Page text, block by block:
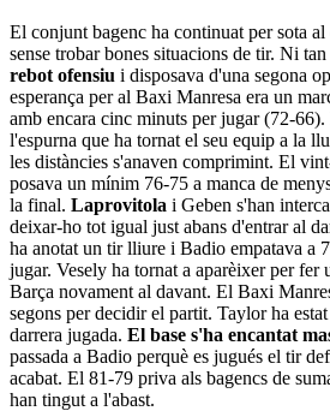
El conjunt bagenc ha continuat per sota
sense trobar bones situacions de tir. Ni
rebot ofensiu i disposava d'una segona
esperança per al Baxi Manresa era un
amb encara cinc minuts per jugar (72-
l'espurna que ha tornat el seu equip a la
les distàncies s'anaven comprimint. El
posava un mínim 76-75 a manca de
la final. Laprovitola i Geben s'han
deixar-ho tot igual just abans d'entrar al
ha anotat un tir lliure i Badio empatava a
jugar. Vesely ha tornat a aparèixer per fer
Barça novament al davant. El Baxi
segons per decidir el partit. Taylor ha
darrera jugada. El base s'ha encantat
passada a Badio perquè es jugués el tir
acabat. El 81-79 priva als bagencs de
han tingut a l'abast.